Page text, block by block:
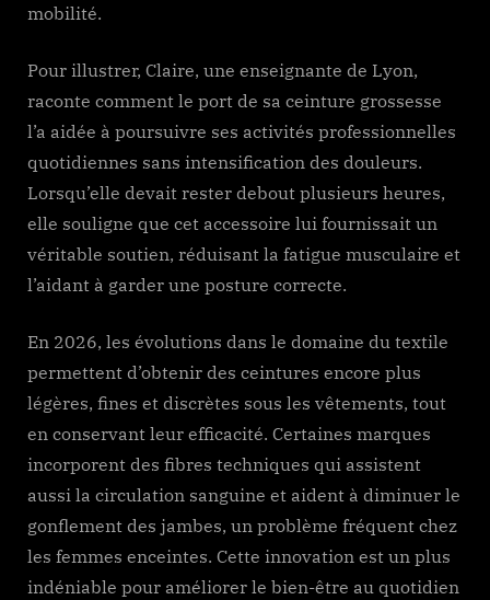
mobilité.
Pour illustrer, Claire, une enseignante de Lyon,
raconte comment le port de sa ceinture grossesse
l’a aidée à poursuivre ses activités professionnelles
quotidiennes sans intensification des douleurs.
Lorsqu’elle devait rester debout plusieurs heures,
elle souligne que cet accessoire lui fournissait un
véritable soutien, réduisant la fatigue musculaire et
l’aidant à garder une posture correcte.
En 2026, les évolutions dans le domaine du textile
permettent d’obtenir des ceintures encore plus
légères, fines et discrètes sous les vêtements, tout
en conservant leur efficacité. Certaines marques
incorporent des fibres techniques qui assistent
aussi la circulation sanguine et aident à diminuer le
gonflement des jambes, un problème fréquent chez
les femmes enceintes. Cette innovation est un plus
indéniable pour améliorer le bien-être au quotidien